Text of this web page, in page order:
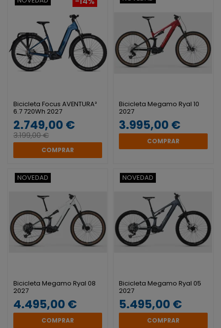
Bicicleta Focus AVENTURA²
6.7 720Wh 2027
2.749,00 €
3.199,00 €
COMPRAR
Bicicleta Megamo Ryal 10
2027
3.995,00 €
COMPRAR
NOVEDAD
Bicicleta Megamo Ryal 08
2027
4.495,00 €
COMPRAR
NOVEDAD
Bicicleta Megamo Ryal 05
2027
5.495,00 €
COMPRAR